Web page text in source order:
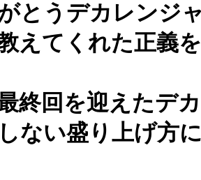
とうデカレンジ
えてくれた正義
終回を迎えたデ
ない盛り上げ方